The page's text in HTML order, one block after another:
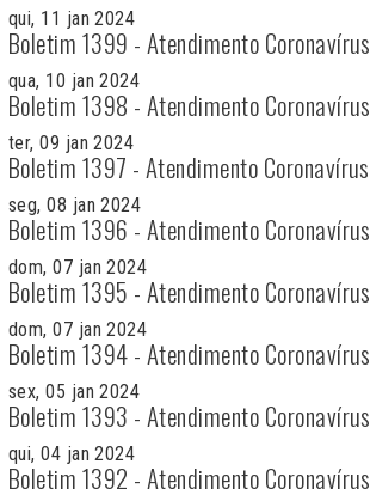
qui, 11 jan 2024
Boletim 1399 - Atendimento Coronavírus
qua, 10 jan 2024
Boletim 1398 - Atendimento Coronavírus
ter, 09 jan 2024
Boletim 1397 - Atendimento Coronavírus
seg, 08 jan 2024
Boletim 1396 - Atendimento Coronavírus
dom, 07 jan 2024
Boletim 1395 - Atendimento Coronavírus
dom, 07 jan 2024
Boletim 1394 - Atendimento Coronavírus
sex, 05 jan 2024
Boletim 1393 - Atendimento Coronavírus
qui, 04 jan 2024
Boletim 1392 - Atendimento Coronavírus